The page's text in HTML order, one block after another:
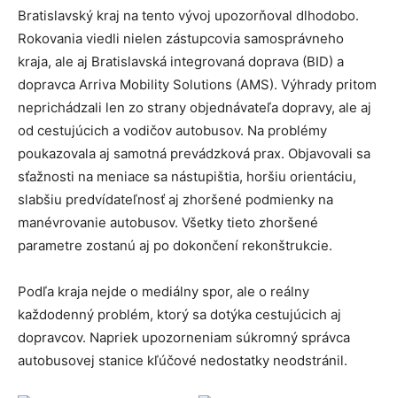
Bratislavský kraj na tento vývoj upozorňoval dlhodobo.
Rokovania viedli nielen zástupcovia samosprávneho
kraja, ale aj Bratislavská integrovaná doprava (BID) a
dopravca Arriva Mobility Solutions (AMS). Výhrady pritom
neprichádzali len zo strany objednávateľa dopravy, ale aj
od cestujúcich a vodičov autobusov. Na problémy
poukazovala aj samotná prevádzková prax. Objavovali sa
sťažnosti na meniace sa nástupištia, horšiu orientáciu,
slabšiu predvídateľnosť aj zhoršené podmienky na
manévrovanie autobusov. Všetky tieto zhoršené
parametre zostanú aj po dokončení rekonštrukcie.
Podľa kraja nejde o mediálny spor, ale o reálny
každodenný problém, ktorý sa dotýka cestujúcich aj
dopravcov. Napriek upozorneniam súkromný správca
autobusovej stanice kľúčové nedostatky neodstránil.